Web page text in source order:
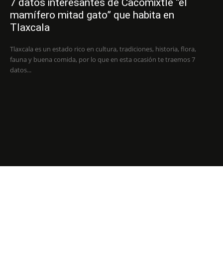
7 datos interesantes de Cacomixtle “el
mamífero mitad gato” que habita en
Tlaxcala
Tlaxcala es un estado rico en cultura, tradiciones, historia, flora,
fauna y buena comida, por lo que en esta ocasión te traemos 7
datos...